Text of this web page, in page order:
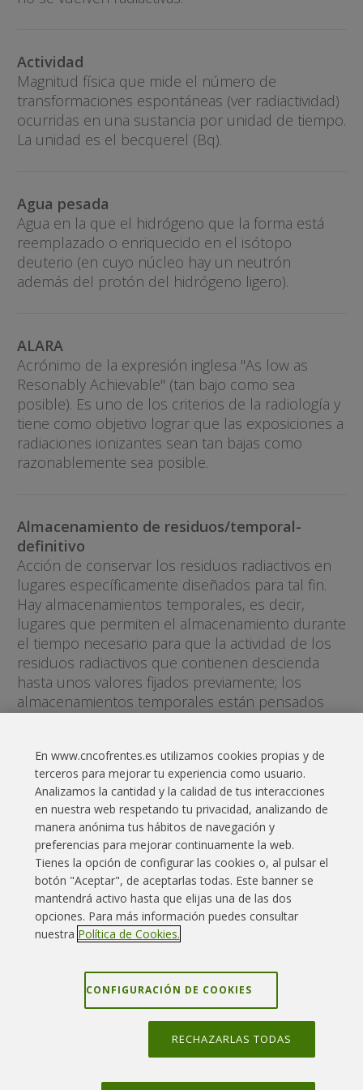
Actividad
Magnitud física que mide el número de
transformaciones espontáneas (ver radiactividad)
ocurridas en una sustancia por unidad de tiempo.
La unidad es el becquerel (Bq).
Agua pesada
Agua en la que el hidrógeno que la forma está
reemplazado o enriquecido en el isótopo
deuterio (en cuyo núcleo hay un neutrón
además del protón del hidrógeno ligero).
ALARA
Acrónimo de la expresión inglesa "As low as
Resonably Achievable" (tan bajo como sea
posible). Es uno de los criterios de la radiología y
tiene como objetivo lograr que las exposiciones a
radiaciones ionizantes sean tan bajas como
razonablemente sea posible.
Almacenamiento de residuos/temporal-
definitivo
Acción de conservar los residuos radiactivos en
lugares específicamente diseñados para tal fin.
Hay almacenamientos temporales, es decir,
lugares que permiten el almacenamiento durante
el tiempo necesario para que la actividad de los
residuos radiactivos que contienen descienda
hasta unos valores fijados previamente; los
almacenamientos temporales están pensados
También existen los almacenamientos definitivos,
lugares que se evalúan como suficientemente
seguros como para que se depositen en ellos
los residuos radiactivos sin intención previa de
recuperarlos.
Enlaces interés Contacto Aviso legal
Política Cookies Política privacidad Mapa web
En www.cncofrentes.es utilizamos cookies propias y de
terceros para mejorar tu experiencia como usuario.
Analizamos la cantidad y la calidad de tus interacciones
en nuestra web respetando tu privacidad, analizando de
manera anónima tus hábitos de navegación y
preferencias para mejorar continuamente la web.
Tienes la opción de configurar las cookies o, al pulsar el
botón "Aceptar", de aceptarlas todas. Este banner se
mantendrá activo hasta que elijas una de las dos
opciones. Para más información puedes consultar
nuestra Política de Cookies.
CONFIGURACIÓN DE COOKIES
RECHAZARLAS TODAS